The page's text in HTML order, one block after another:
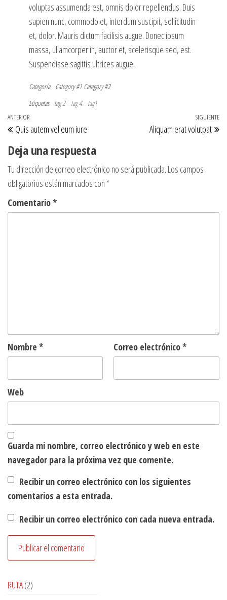
voluptas assumenda est, omnis dolor repellendus. Duis
sapien nunc, commodo et, interdum suscipit, sollicitudin
et, dolor. Mauris dictum facilisis augue. Donec ipsum
massa, ullamcorper in, auctor et, scelerisque sed, est.
Suspendisse sagittis ultrices augue.
Categoría Category #1 Category #2
Etiquetas tag 2 tag 4 tag1
Navegación
de
entradas
Entrada
anterior
ANTERIOR
Quis autem vel eum iure
SIGUIENTE
Aliquam erat volutpat
Deja una respuesta
Tu dirección de correo electrónico no será publicada. Los campos
obligatorios están marcados con *
Comentario*
Nombre * Correo electrónico*
Web
Guarda mi nombre, correo electrónico y web en este
navegador para la próxima vez que comente.
Recibir un correo electrónico con los siguientes
comentarios a esta entrada.
Recibir un correo electrónico con cada nueva entrada.
RUTA 22